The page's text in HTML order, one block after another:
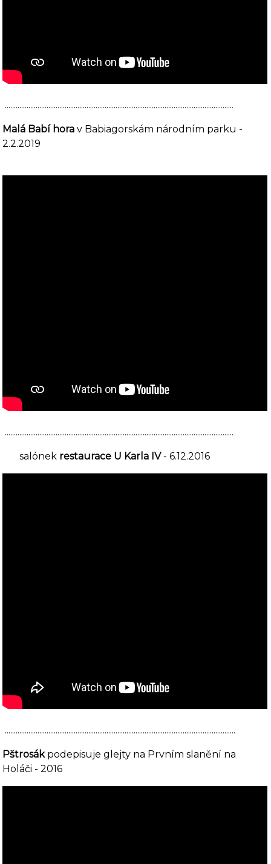
..............................................................................................................................
Malá Babí hora v Babiagorskám národním parku -
2.2.2019
..............................................................................................................................
salónek restaurace U Karla IV- 6.12.2016
...............................................................................................................................
Pštrosákpodepisuje glejty na Prvním slanění na
Holáči - 2016